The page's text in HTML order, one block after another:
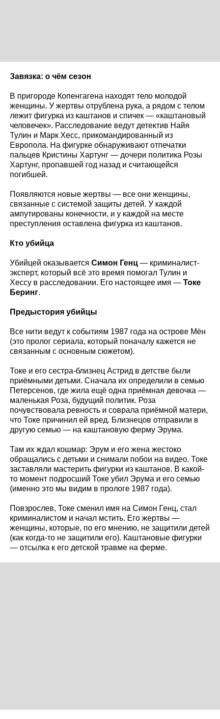
Завязка: о чём сезон
В пригороде Копенгагена находят тело молодой
женщины. У жертвы отрублена рука, а рядом с телом
лежит фигурка из каштанов и спичек — «каштановый
человечек». Расследование ведут детектив Найя
Тулин и Марк Хесс, прикомандированный из
Европола. На фигурке обнаруживают отпечатки
пальцев Кристины Хартунг — дочери политика Розы
Хартунг, пропавшей год назад и считающейся
погибшей.
Появляются новые жертвы — все они женщины,
связанные с системой защиты детей. У каждой
ампутированы конечности, и у каждой на месте
преступления оставлена фигурка из каштанов.
Кто убийца
Убийцей оказывается Симон Генц — криминалист-
эксперт, который всё это время помогал Тулин и
Хессу в расследовании. Его настоящее имя — Токе
Беринг.
Предыстория убийцы
Все нити ведут к событиям 1987 года на острове Мён
(это пролог сериала, который поначалу кажется не
связанным с основным сюжетом).
Токе и его сестра-близнец Астрид в детстве были
приёмными детьми. Сначала их определили в семью
Петерсенов, где жила ещё одна приёмная девочка —
маленькая Роза, будущий политик. Роза
почувствовала ревность и соврала приёмной матери,
что Токе причинил ей вред. Близнецов отправили в
другую семью — на каштановую ферму Эрума.
Там их ждал кошмар: Эрум и его жена жестоко
обращались с детьми и снимали побои на видео. Токе
заставляли мастерить фигурки из каштанов. В какой-
то момент подросший Токе убил Эрума и его семью
(именно это мы видим в прологе 1987 года).
Повзрослев, Токе сменил имя на Симон Генц, стал
криминалистом и начал мстить. Его жертвы —
женщины, которые, по его мнению, не защитили детей
(как когда-то не защитили его). Каштановые фигурки
— отсылка к его детской травме на ферме.